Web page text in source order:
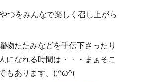
つをみんなで楽しく召し上がら
物たたみなどを手伝下さったり
になれる時間は・・・まぁそこ
もあります。(;^ω^)